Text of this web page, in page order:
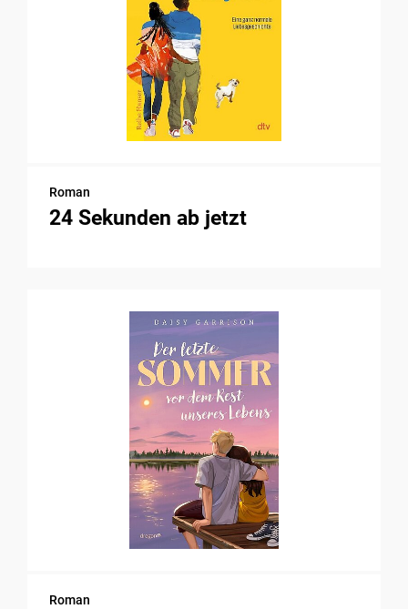
Roman
24 Sekunden ab jetzt
Roman